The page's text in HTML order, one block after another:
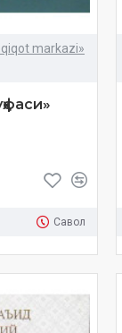
markazi»
Савол